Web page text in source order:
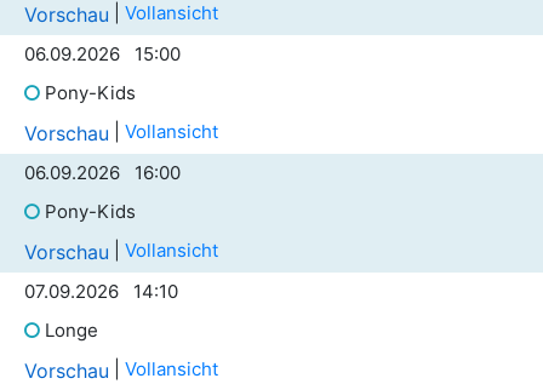
Vorschau
Vollansicht
06.09.2026 15:00
Pony-Kids
Vorschau
Vollansicht
06.09.2026 16:00
Pony-Kids
Vorschau
Vollansicht
07.09.2026 14:10
Longe
Vorschau
Vollansicht